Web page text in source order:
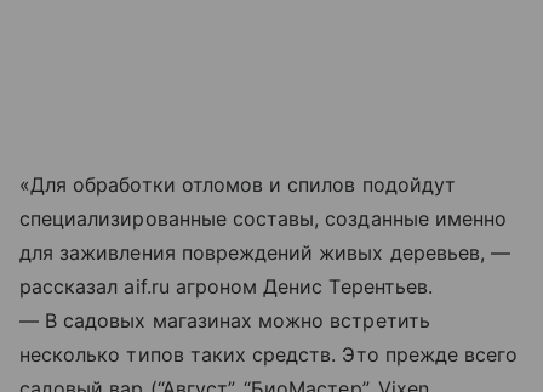
«Для обработки отломов и спилов подойдут
специализированные составы, созданные именно
для заживления повреждений живых деревьев, —
рассказал aif.ru агроном Денис Терентьев.
— В садовых магазинах можно встретить
несколько типов таких средств. Это прежде всего